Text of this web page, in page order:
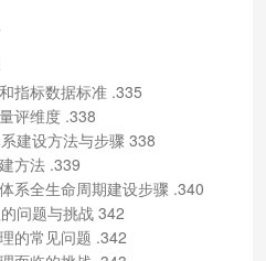
指标数据标准 .335
评维度 .338
建设方法与步骤 338
方法 .339
系全生命周期建设步骤 .340
问题与挑战 342
的常见问题 .342